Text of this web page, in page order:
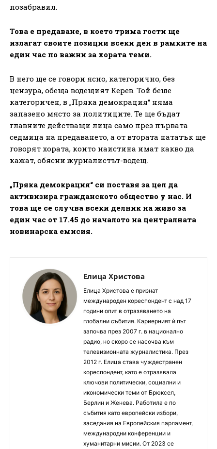
позабравил.
Това е предаване, в което трима гости ще
излагат своите позиции всеки ден в рамките на
един час по важни за хората теми.
В него ще се говори ясно, категорично, без
цензура, обеща водещият Керев. Той беше
категоричен, в „Пряка демокрация“ няма
запазено място за политиците. Те ще бъдат
главните действащи лица само през първата
седмица на предаването, а от втората нататък ще
говорят хората, които наистина имат какво да
кажат, обясни журналистът-водещ.
„Пряка демокрация“ си поставя за цел да
активизира гражданското общество у нас. И
това ще се случва всеки делник на живо за
един час от 17.45 до началото на централната
новинарска емисия.
Елица Христова
Елица Христова е признат
международен кореспондент с над 17
години опит в отразяването на
глобални събития. Кариерният ѝ път
започва през 2007 г. в национално
радио, но скоро се насочва към
телевизионната журналистика. През
2012 г. Елица става чуждестранен
кореспондент, като е отразявала
ключови политически, социални и
икономически теми от Брюксел,
Берлин и Женева. Работила е по
събития като европейски избори,
заседания на Европейския парламент,
международни конференции и
хуманитарни мисии. От 2023 се